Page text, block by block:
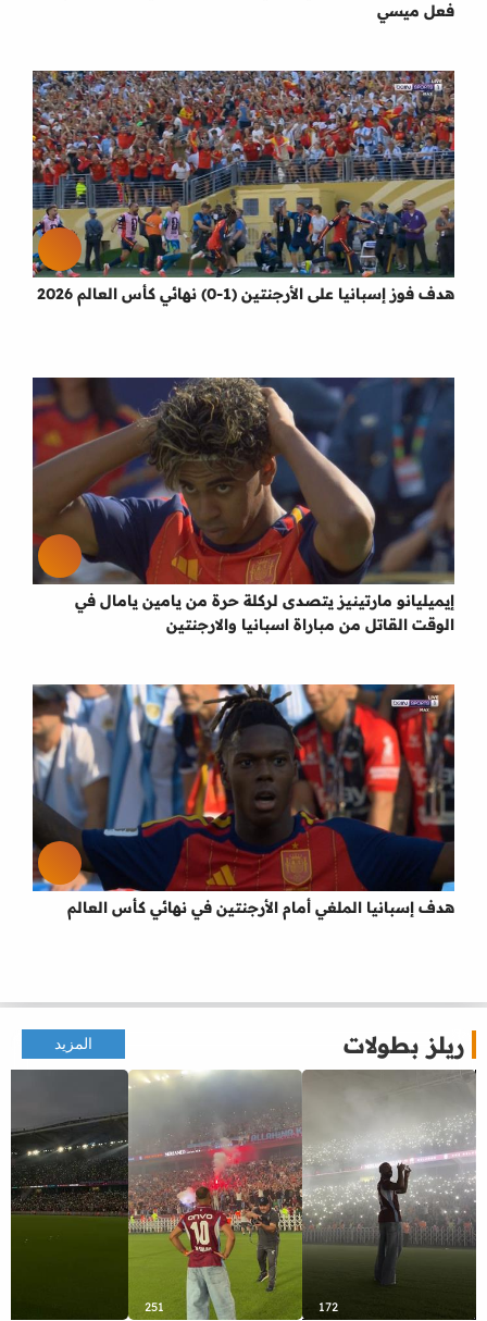
فعل ميسي
هدف فوز إسبانيا على الأرجنتين (1-0) نهائي كأس العالم 2026
إيميليانو مارتينيز يتصدى لركلة حرة من يامين يامال في
الوقت القاتل من مباراة اسبانيا والارجنتين
هدف إسبانيا الملغي أمام الأرجنتين في نهائي كأس العالم
ريلز بطولات المزيد
172
251